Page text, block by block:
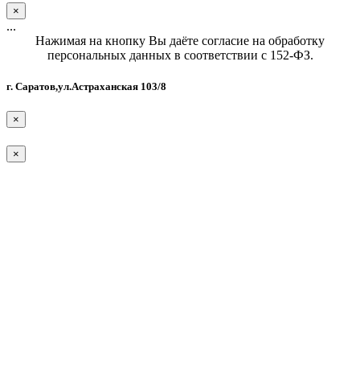
×
...
Нажимая на кнопку Вы даёте согласие на обработку
персональных данных в соответствии с 152-ФЗ.
г. Саратов,ул.Астраханская 103/8
×
×